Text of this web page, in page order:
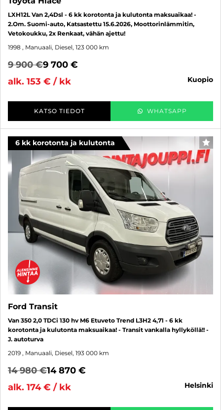
LXH12L Van 2,4Dsl - 6 kk korotonta ja kulutonta maksuaikaa! -
2.Om. Suomi-auto, Katsastettu 15.6.2026, Moottorinlämmitin,
Vetokoukku, 2x Renkaat, vähän ajettu!
1998 , Manuaali, Diesel, 123 000 km
9 900 €9 700 €
alk. 153 € / kk
kuopio
KATSO TIEDOT WHATSAPP
6 kk korotonta ja kulutonta
Ford Transit
Van 350 2,0 TDCi 130 hv M6 Etuveto Trend L3H2 4,71 - 6 kk
korotonta ja kulutonta maksuaikaa! - Transit vankalla hyllyköllä!! -
J. autoturva
2019 , Manuaali, Diesel, 193 000 km
14 980 €14 870 €
alk. 174 € / kk
helsinki